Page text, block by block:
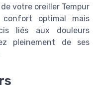
votre oreiller Tempur
optimal mais
liés aux douleurs
pleinement de ses